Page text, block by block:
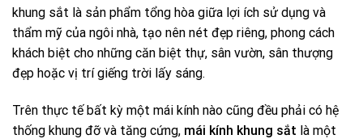
khung sắt là sản phẩm tổng hòa giữa lợi ích sử dụng và
thẩm mỹ của ngôi nhà, tạo nên nét đẹp riêng, phong cách
khách biệt cho những căn biệt thự, sân vườn, sân thượng
đẹp hoặc vị trí giếng trời lấy sáng.
Trên thực tế bất kỳ một mái kính nào cũng đều phải có hệ
thống khung đỡ và tăng cứng, mái kính khung sắt là một